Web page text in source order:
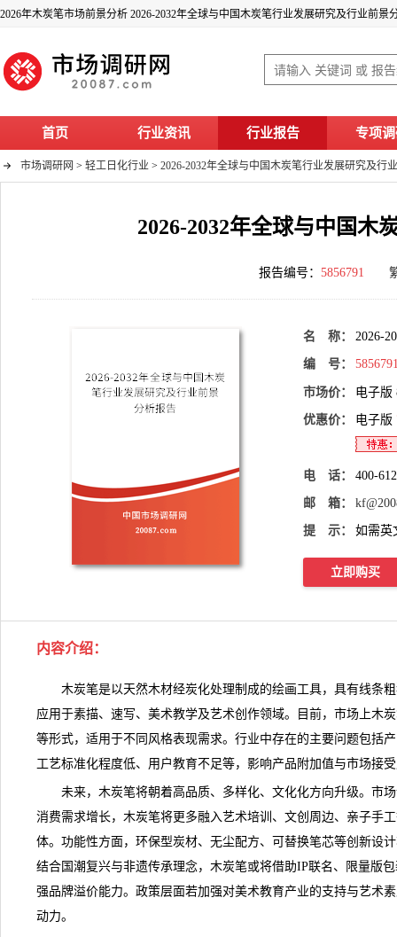
2026年木炭笔市场前景分析 2026-2032年全球与中国木炭笔行业发展研究及行业前景
首页 行业资讯 行业报告 专项
市场调研网 > 轻工日化行业 > 2026-2032年全球与中国木炭笔行业发展研究及行
2026-2032年全球与中国木
报告编号： 5856791
名 称： 2026-
编 号：
市场价： 电子版
优惠价： 电子版
电 话： 400-
邮 箱：
提 示： 如需英
立即购买
内容介绍：
木炭笔是以天然木材经炭化处理制成的绘画工具，具有线条粗
应用于素描、速写、美术教学及艺术创作领域。目前，市场上木
等形式，适用于不同风格表现需求。行业中存在的主要问题包括
工艺标准化程度低、用户教育不足等，影响产品附加值与市场接
未来，木炭笔将朝着高品质、多样化、文化化方向升级。 市
消费需求增长，木炭笔将更多融入艺术培训、文创周边、亲子手
体。功能性方面，环保型炭材、无尘配方、可替换笔芯等创新设
结合国潮复兴与非遗传承理念，木炭笔或将借助IP联名、限量版
强品牌溢价能力。政策层面若加强对美术教育产业的支持与艺术
动力。